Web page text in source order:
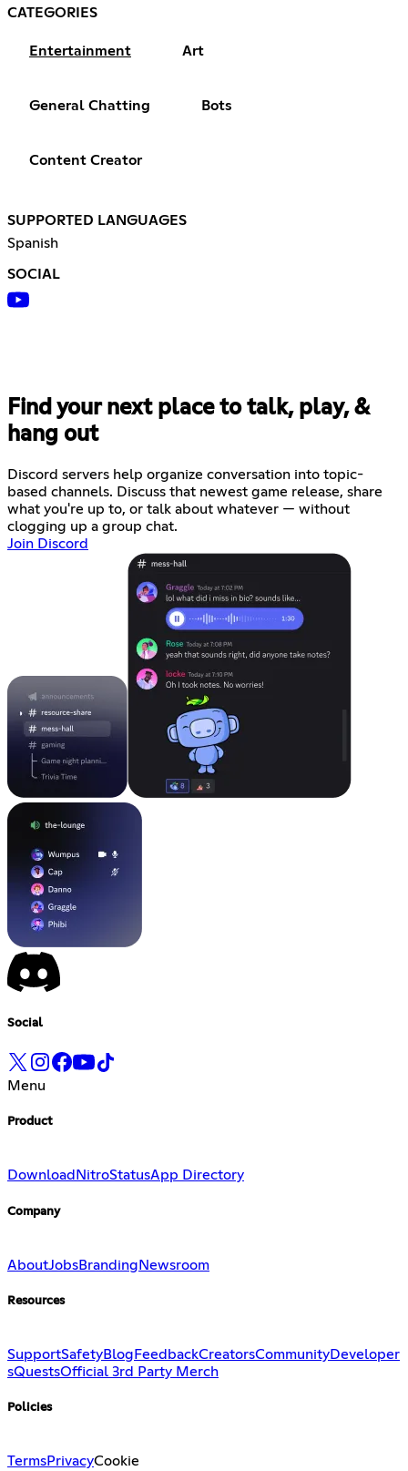
CATEGORIES
Entertainment Art
General Chatting Bots
Content Creator
SUPPORTED LANGUAGES
Spanish
SOCIAL
Find your next place to talk, play, &
hang out
Discord servers help organize conversation into topic-
based channels. Discuss that newest game release, share
what you're up to, or talk about whatever — without
clogging up a group chat.
Join Discord
Social
Menu
Product
Download NitroStatusApp Directory
Company
AboutJobsBranding Newsroom
Resources
SupportSafetyBlog FeedbackCreatorsCommunityDeveloper
sQuestsOfficial 3rd Party Merch
Policies
TermsPrivacyCookie